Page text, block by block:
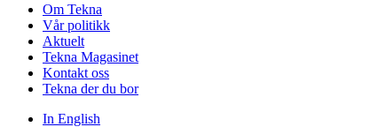
Om Tekna
Vår politikk
Aktuelt
Tekna Magasinet
Kontakt oss
Tekna der du bor
In English